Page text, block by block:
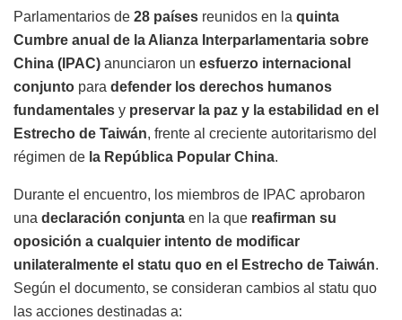
Parlamentarios de 28 países reunidos en la quinta
Cumbre anual de la Alianza Interparlamentaria sobre
China (IPAC) anunciaron un esfuerzo internacional
conjunto para defender los derechos humanos
fundamentales y preservar la paz y la estabilidad en el
Estrecho de Taiwán, frente al creciente autoritarismo del
régimen de la República Popular China.
Durante el encuentro, los miembros de IPAC aprobaron
una declaración conjunta en la que reafirman su
oposición a cualquier intento de modificar
unilateralmente el statu quo en el Estrecho de Taiwán.
Según el documento, se consideran cambios al statu quo
las acciones destinadas a: